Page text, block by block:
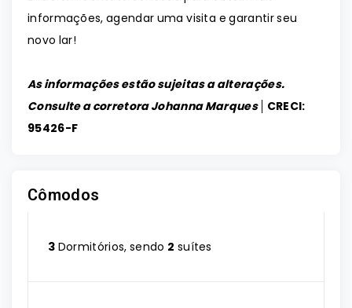
informações, agendar uma visita e garantir seu
novo lar!
As informações estão sujeitas a alterações.
Consulte a corretora Johanna Marques │ CRECI:
95426-F
Cômodos
3 Dormitórios, sendo 2 suítes